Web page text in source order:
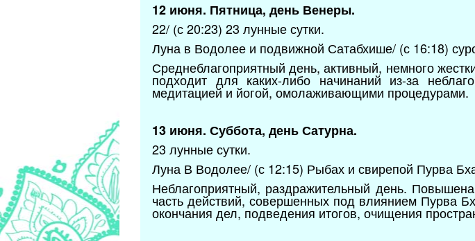
12 июня. Пятница, день Венеры.
22/ (с 20:23) 23 лунные сутки.
Луна в Водолее и подвижной Сатабхише/ (с 16:18)
Среднеблагоприятный день, активный, немного
подходит для каких-либо начинаний из-за
медитацией и йогой, омолаживающими процедурами.
13 июня. Суббота, день Сатурна.
23 лунные сутки.
Луна В Водолее/ (с 12:15) Рыбах и свирепой Пурва
Неблагоприятный, раздражительный день.
часть действий, совершенных под влиянием Пурва
окончания дел, подведения итогов, очищения